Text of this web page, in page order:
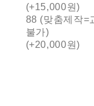
(+15,000원)
88 (맞춤제작=
불가)
(+20,000원)